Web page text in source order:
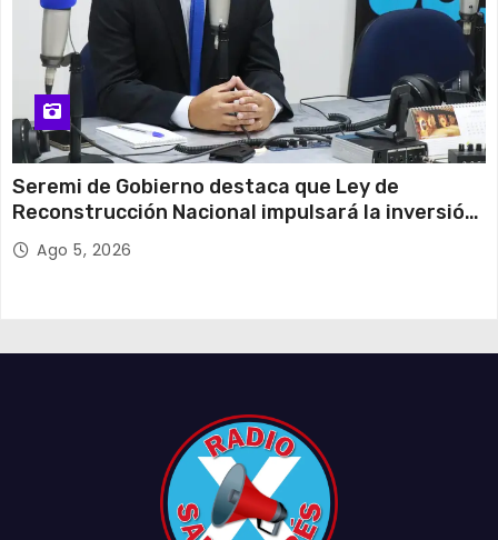
Seremi de Gobierno destaca que Ley de
Reconstrucción Nacional impulsará la inversión
y el empleo en Tarapacá
Ago 5, 2026